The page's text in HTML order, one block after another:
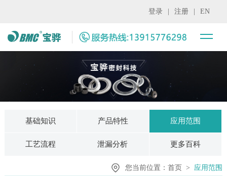
登录 注册 EN
基础知识 产品特性 应用范围
工艺流程 泄漏分析 更多百科
您当前位置：首页 > 应用范围